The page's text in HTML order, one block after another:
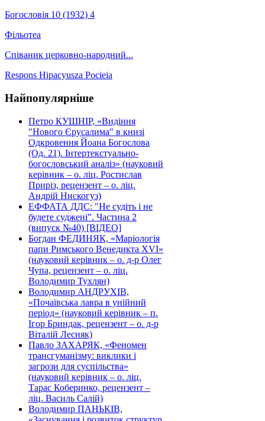
Богословія 10 (1932) 4
Фільотеа
Співаник церковно-народний...
Respons Hipacyusza Pocieia
Найпопулярніше
Петро КУШНІР, «Видіння
"Нового Єрусалима" в книзі
Одкровення Йоана Богослова
(Од. 21). Інтертекстуально-
богословський аналіз» (науковий
керівник – о. ліц. Ростислав
Приріз, рецензент – о. ліц.
Андрій Нискогуз)
ЕФФАТА ДДС: "Не судіть і не
будете суджені". Частина 2
(випуск №40) [ВІДЕО]
Богдан ФЕДИНЯК, «Маріологія
папи Римського Венедикта XVI»
(науковий керівник – о. д-р Олег
Чупа, рецензент – о. ліц.
Володимир Тухлян)
Володимир АНДРУХІВ,
«Почаївська лавра в унійний
період» (науковий керівник – п.
Ігор Бриндак, рецензент – о. д-р
Віталій Лесняк)
Павло ЗАХАРЯК, «Феномен
трансгуманізму: виклики і
загрози для суспільства»
(науковий керівник – о. ліц.
Тарас Коберинко, рецензент –
ліц. Василь Салій)
Володимир ПАНЬКІВ,